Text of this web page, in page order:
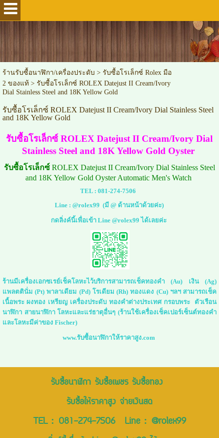
ร้านรับซื้อนาฬิกา/เครื่องประดับ > รับซื้อโรเล็กซ์ Rolex มือ
2 ของแท้> รับซื้อโรเล็กซ์ ROLEX Datejust II Cream/Ivory
Dial Stainless Steel and 18K Yellow Gold
รับซื้อโรเล็กซ์ ROLEX Datejust II Cream/Ivory Dial Stainless Steel
and 18K Yellow Gold
รับซื้อโรเล็กซ์ ROLEX Datejust II Cream/Ivory Dial
Stainless Steel and 18K Yellow Gold Oyster
รับซื้อโรเล็กซ์ ROLEX Datejust II Cream/Ivory Dial Stainless Steel
and 18K Yellow Gold Oyster Automatic Men's Watch
TEL : 081-274-7506
Line :@rolex99 (มี @ ด้านหน้าด้วยค่ะ)
กดลิ่งค์นี้เพื่อเข้า Line @rolex99 ได้เลยค่ะ
ร้านมีเครื่องเอกซเรย์เช็คโลหะไว้บริการสามารถเช็คทองคำ (Au) เงิน (Ag)
แพลตตินั่ม (Pt) พาลาเดียม (Pd) โรเดียม (Rh) ทองแดง (Cu) ฯลฯ สามารถเช็ค
เนื้อพระ ผงทอง เหรียญ เครื่องประดับ ทองคำต่างประเทศ กรอบพระ ตัวเรือน
นาฬิกา สายนาฬิกา โลหะและแร่ธาตุอื่นๆ (ร้านใช้เครื่องเช็คเปอร์เซ็นต์ทองคำ
และโลหะมีค่าของ Fischer)
www.รับซื้อนาฬิกาให้ราคาสูง.com
รับซื้อนาฬิกา รับซื้อเพชร รับซื้อทอง
รับซื้อให้ราคาสูง จ่ายเงินสด
TEL : 081-274-7506Line : @rolex99